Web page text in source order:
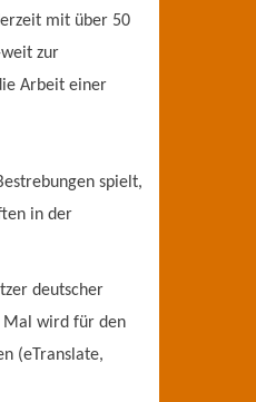
mit über 50
zur
Arbeit einer
spielt,
in der
deutscher
Mal wird für den
(eTranslate,